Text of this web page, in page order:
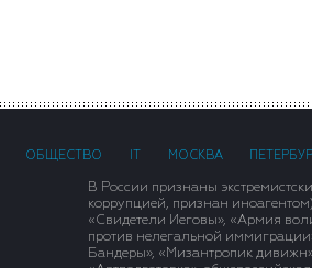
ОБЩЕСТВО МОСКВА
В России признаны
коррупцией, признан
«Свидетели Иеговы», «Армия
против нелегальной
Бандеры», «Мизантропик